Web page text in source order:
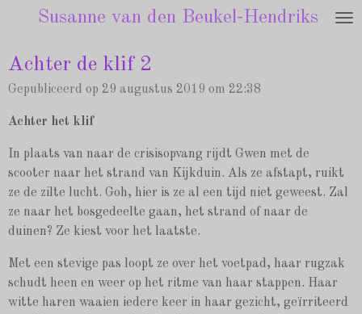
naar
de
hoofdinhoud
Susanne van den Beukel-Hendriks
Achter de klif 2
Gepubliceerd op 29 augustus 2019 om 22:38
Achter het klif
In plaats van naar de crisisopvang rijdt Gwen met de
scooter naar het strand van Kijkduin. Als ze afstapt, ruikt
ze de zilte lucht. Goh, hier is ze al een tijd niet geweest. Zal
ze naar het bosgedeelte gaan, het strand of naar de
duinen? Ze kiest voor het laatste.
Met een stevige pas loopt ze over het voetpad, haar rugzak
schudt heen en weer op het ritme van haar stappen. Haar
witte haren waaien iedere keer in haar gezicht, geïrriteerd